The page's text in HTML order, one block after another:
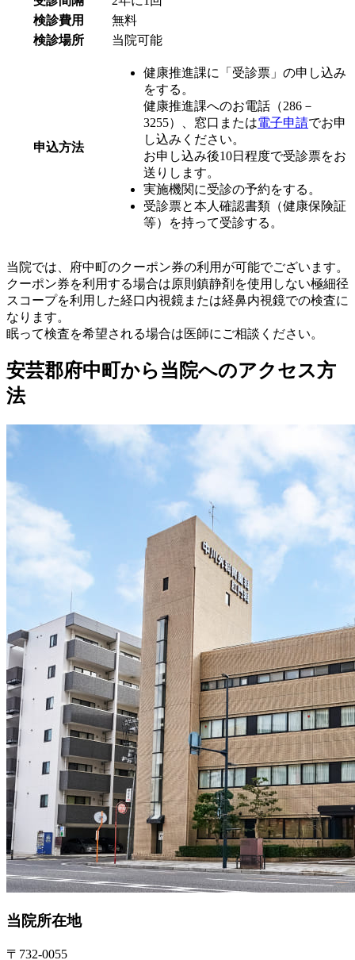
検診費用
無料
検診場所
当院可能
申込方法
健康推進課に「受診票」の申し込み
をする。
健康推進課へのお電話（286－
3255）、窓口または電子申請でお申
し込みください。
お申し込み後10日程度で受診票をお
送りします。
実施機関に受診の予約をする。
受診票と本人確認書類（健康保険証
等）を持って受診する。
当院では、府中町のクーポン券の利用が可能でございます。
クーポン券を利用する場合は原則鎮静剤を使用しない極細径
スコープを利用した経口内視鏡または経鼻内視鏡での検査に
なります。
眠って検査を希望される場合は医師にご相談ください。
安芸郡府中町から当院へのアクセス方
法
当院所在地
〒732-0055